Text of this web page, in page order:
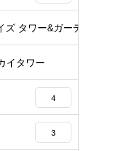
タワー&ガーデン
イタワー
4
3